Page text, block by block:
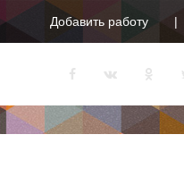
Добавить работу